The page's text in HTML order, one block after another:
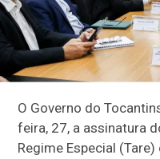
O Governo do
feira, 27, a assinatura
Regime Especial